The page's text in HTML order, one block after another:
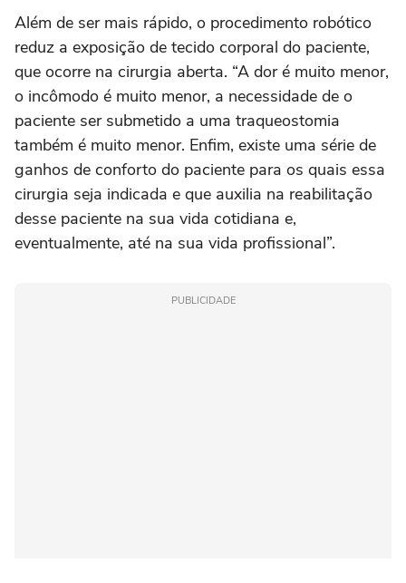
Além de ser mais rápido, o procedimento robótico
reduz a exposição de tecido corporal do paciente,
que ocorre na cirurgia aberta. “A dor é muito menor,
o incômodo é muito menor, a necessidade de o
paciente ser submetido a uma traqueostomia
também é muito menor. Enfim, existe uma série de
ganhos de conforto do paciente para os quais essa
cirurgia seja indicada e que auxilia na reabilitação
desse paciente na sua vida cotidiana e,
eventualmente, até na sua vida profissional”.
PUBLICIDADE